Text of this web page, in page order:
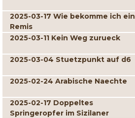
2025-03-17 Wie bekomme ich ein
Remis
2025-03-11 Kein Weg zurueck
2025-03-04 Stuetzpunkt auf d6
2025-02-24 Arabische Naechte
2025-02-17 Doppeltes
Springeropfer im Sizilaner